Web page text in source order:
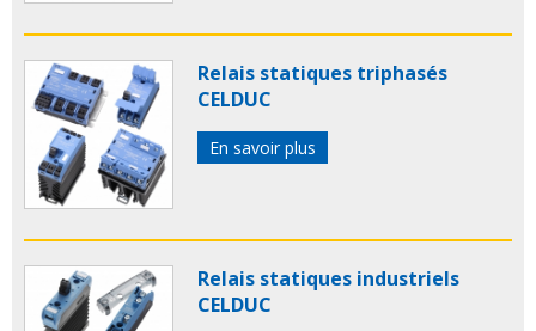
Relais statiques triphasés
CELDUC
En savoir plus
Relais statiques industriels
CELDUC